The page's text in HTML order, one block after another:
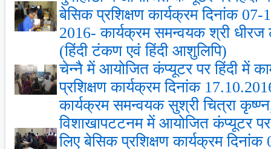
बेसिक प्रशिक्षण कार्यक्रम दिनांक
2016- कार्यक्रम समन्‍वयक श्री
(हिंदी टंकण एवं हिंदी आशुलिपि)
चेन्‍नै में आयोजित कंप्‍यूटर पर हिंदी में
प्रशिक्षण कार्यक्रम दिनांक
कार्यक्रम समन्‍वयक सुश्री चित्रा
विशाखापटटनम में आयोजित कंप्‍यूटर
लिए बेसिक प्रशिक्षण कार्यक्रम